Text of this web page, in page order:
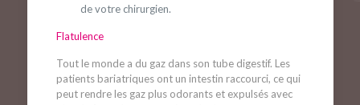
de votre chirurgien.
Flatulence
Tout le monde a du gaz dans son tube digestif. Les
patients bariatriques ont un intestin raccourci, ce qui
peut rendre les gaz plus odorants et expulsés avec